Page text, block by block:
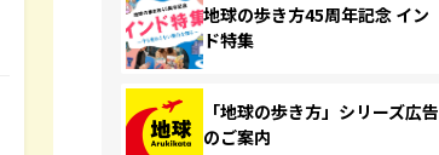
地球の歩き方45周年記念 イン
ド特集
「地球の歩き方」シリーズ広告
のご案内